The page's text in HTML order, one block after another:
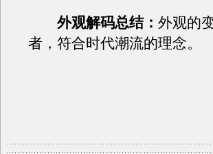
外观解码总结： 外观的
者，符合时代潮流的理念。